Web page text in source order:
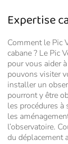
Expertise
Comment le Pic
cabane ? Le Pic
pour vous aider
pouvons visiter
installer un
pourront y être
les procédures à
les
l’observatoire.
du déplacement